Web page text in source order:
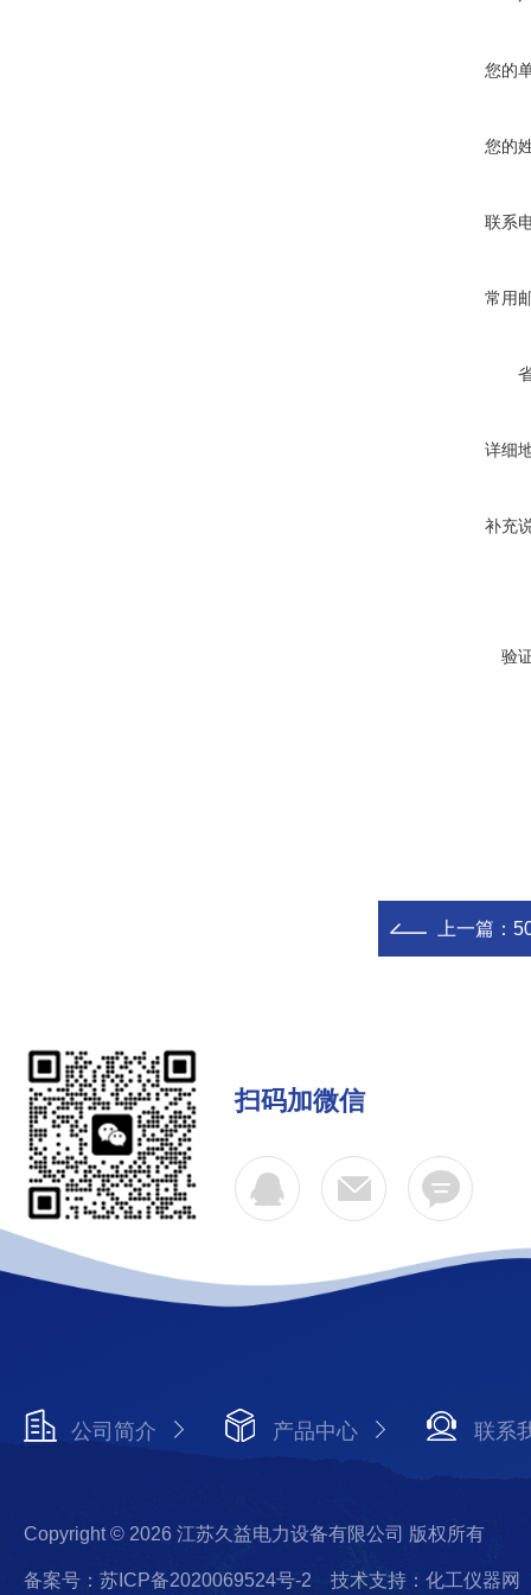
您的
您的
联系
常用
详细
补充
验
上一篇：
扫码加微信
公司简介 产品中心 联系
Copyright © 2026 江苏久益电力设备有限公司 版权所有
备案号：苏ICP备2020069524号-2 技术支持：化工仪器网